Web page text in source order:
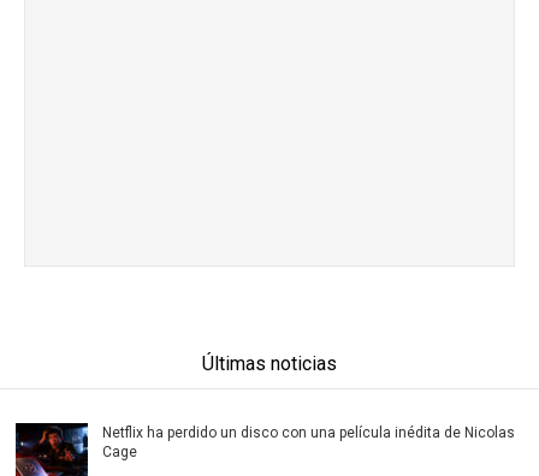
Últimas noticias
Netflix ha perdido un disco con una película inédita de Nicolas
Cage